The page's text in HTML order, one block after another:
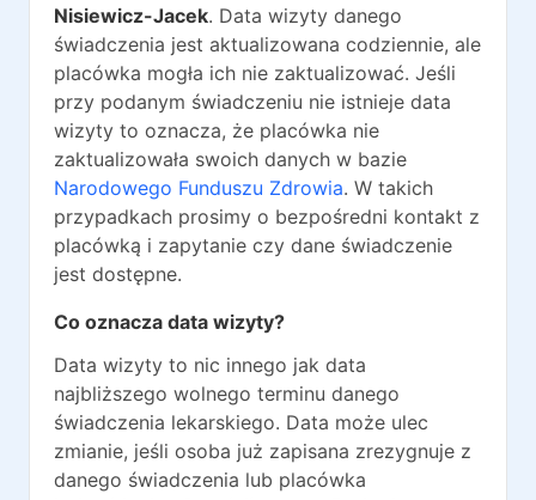
Nisiewicz-Jacek. Data wizyty danego
świadczenia jest aktualizowana codziennie, ale
placówka mogła ich nie zaktualizować. Jeśli
przy podanym świadczeniu nie istnieje data
wizyty to oznacza, że placówka nie
zaktualizowała swoich danych w bazie
Narodowego Funduszu Zdrowia. W takich
przypadkach prosimy o bezpośredni kontakt z
placówką i zapytanie czy dane świadczenie
jest dostępne.
Co oznacza data wizyty?
Data wizyty to nic innego jak data
najbliższego wolnego terminu danego
świadczenia lekarskiego. Data może ulec
zmianie, jeśli osoba już zapisana zrezygnuje z
danego świadczenia lub placówka